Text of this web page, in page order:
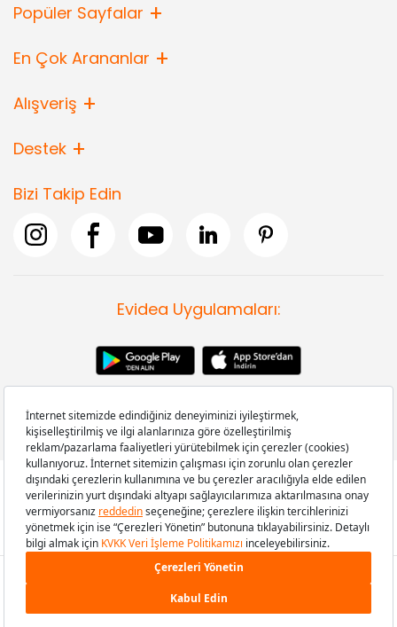
Stoka Gelirse Haber Ver
Popüler Sayfalar
En Çok Arananlar
Alışveriş
Destek
Bizi Takip Edin
Evidea Uygulamaları:
Copyright © 2008-2026 Evidea.com | Tüm hakları saklıdır.